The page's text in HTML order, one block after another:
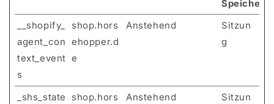
__shopify_
agent_con
text_event
s
shop.hors
ehopper.d
e
Anstehend
Sitzun
g
_shs_state
shop.hors
Anstehend
Sitzun